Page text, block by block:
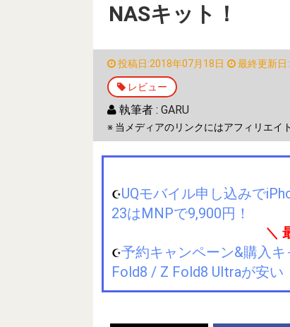
NASキット！
投稿日:2018年07月18日 最終更新日
レビュー
執筆者 : GARU
※ 当メディアのリンクにはアフィリエイ
☪️UQモバイル申し込みで
23はMNPで9,900円！
＼
☪️予約キャンペーン&購入
Fold8 / Z Fold8 Ultraが安い